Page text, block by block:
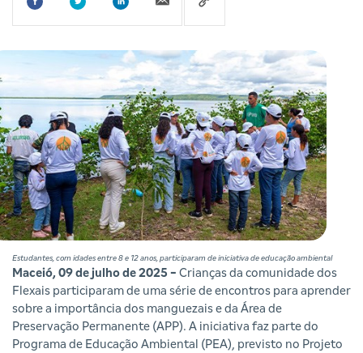
Estudantes, com idades entre 8 e 12 anos, participaram de iniciativa de educação ambiental
Maceió, 09 de julho de 2025 - Crianças da comunidade dos
Flexais participaram de uma série de encontros para aprender
sobre a importância dos manguezais e da Área de
Preservação Permanente (APP). A iniciativa faz parte do
Programa de Educação Ambiental (PEA), previsto no Projeto